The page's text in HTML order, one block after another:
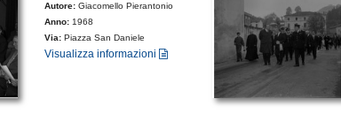
Autore: Giacomello Pierantonio
Anno: 1968
Via: Piazza San Daniele
Visualizza informazioni